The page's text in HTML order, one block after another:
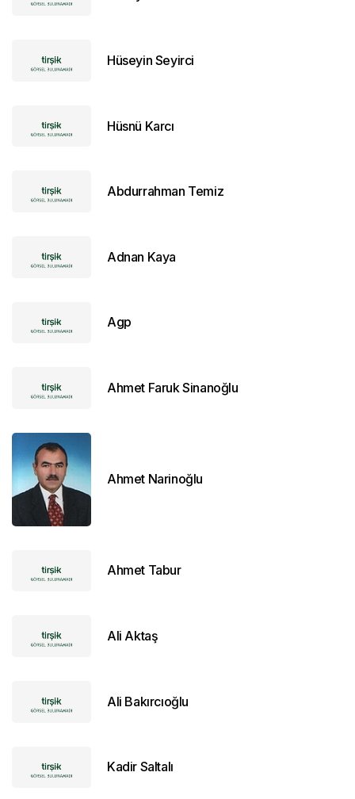
Hüseyin Seyirci
Hüsnü Karcı
Abdurrahman Temiz
Adnan Kaya
Agp
Ahmet Faruk Sinanoğlu
Ahmet Narinoğlu
Ahmet Tabur
Ali Aktaş
Ali Bakırcıoğlu
Kadir Saltalı